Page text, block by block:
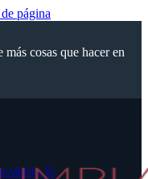
página
más cosas que hacer en
Melilla, 15,